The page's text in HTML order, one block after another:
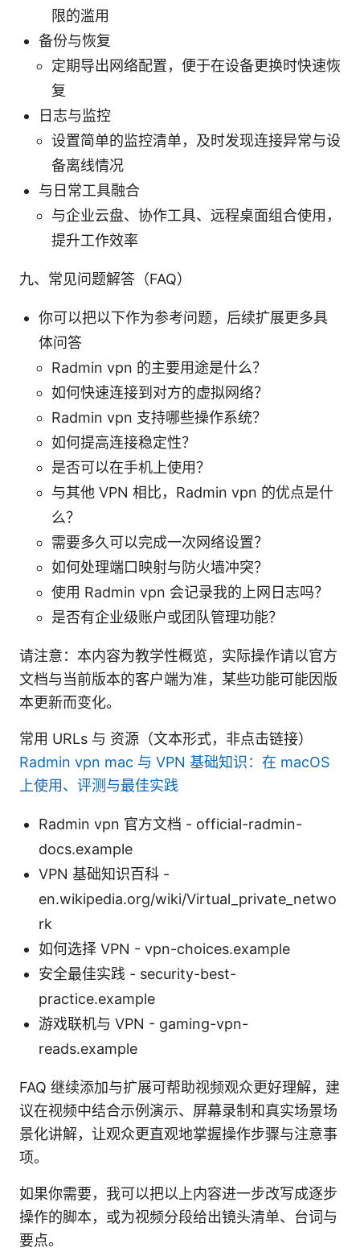
限的滥用
备份与恢复
定期导出网络配置，便于在设备更换时快速恢
复
日志与监控
设置简单的监控清单，及时发现连接异常与设
备离线情况
与日常工具融合
与企业云盘、协作工具、远程桌面组合使用，
提升工作效率
九、常见问题解答（FAQ）
你可以把以下作为参考问题，后续扩展更多具
体问答
Radmin vpn 的主要用途是什么？
如何快速连接到对方的虚拟网络？
Radmin vpn 支持哪些操作系统？
如何提高连接稳定性？
是否可以在手机上使用？
与其他 VPN 相比，Radmin vpn 的优点是什
么？
需要多久可以完成一次网络设置？
如何处理端口映射与防火墙冲突？
使用 Radmin vpn 会记录我的上网日志吗？
是否有企业级账户或团队管理功能？
请注意：本内容为教学性概览，实际操作请以官方
文档与当前版本的客户端为准，某些功能可能因版
本更新而变化。
常用 URLs 与 资源（文本形式，非点击链接）
Radmin vpn mac 与 VPN 基础知识：在 macOS
上使用、评测与最佳实践
Radmin vpn 官方文档 - official-radmin-
docs.example
VPN 基础知识百科 -
en.wikipedia.org/wiki/Virtual_private_netwo
rk
如何选择 VPN - vpn-choices.example
安全最佳实践 - security-best-
practice.example
游戏联机与 VPN - gaming-vpn-
reads.example
FAQ 继续添加与扩展可帮助视频观众更好理解，建
议在视频中结合示例演示、屏幕录制和真实场景场
景化讲解，让观众更直观地掌握操作步骤与注意事
项。
如果你需要，我可以把以上内容进一步改写成逐步
操作的脚本，或为视频分段给出镜头清单、台词与
要点。